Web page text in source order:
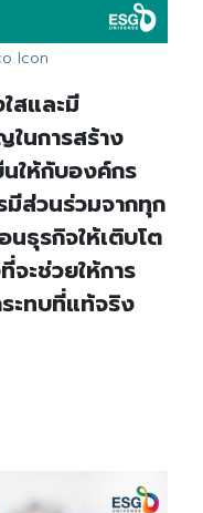
Icon
สและมี
นการสร้าง
นให้กับองค์กร
ส่วนร่วมจากทุก
ธุรกิจให้เติบโต
ะช่วยให้การ
ะทบที่แท้จริง